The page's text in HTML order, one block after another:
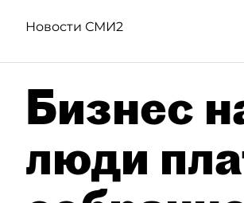
Новости СМИ2
Бизнес
люди